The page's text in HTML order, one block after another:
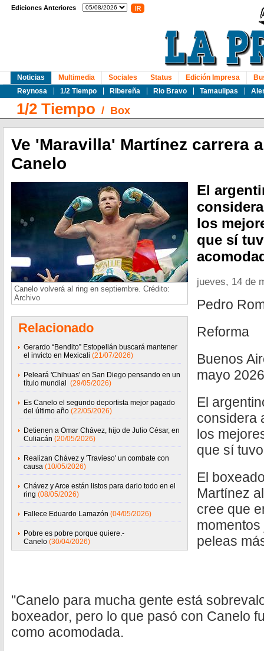
Ediciones Anteriores
Noticias
Reynosa
1/2 Tiempo Ribereña Rio Bravo Tamaulipas
Multimedia Sociales Status Edición Impresa
1/2 Tiempo / Box
Ve 'Maravilla' Martínez carrera
Canelo
Canelo volverá al ring en septiembre. Crédito:
Archivo
Relacionado
Gerardo “Bendito” Estopellán buscará mantener
el invicto en Mexicali (21/07/2026)
Peleará 'Chihuas' en San Diego pensando en un
título mundial
(29/05/2026)
Es Canelo el segundo deportista mejor pagado
del último año (22/05/2026)
Detienen a Omar Chávez, hijo de Julio César, en
Culiacán (20/05/2026)
Realizan Chávez y 'Travieso' un combate con
causa (10/05/2026)
Chávez y Arce están listos para darlo todo en el
ring (08/05/2026)
Fallece Eduardo Lamazón (04/05/2026)
Pobre es pobre porque quiere.-
Canelo (30/04/2026)
El
los
que sí
jueves, 14 de
Pedro
Reforma
Buenos
mayo
El
considera
los
que sí
El
Martínez
cree que
peleas
"Canelo para mucha gente está
boxeador, pero lo que pasó con Canelo
como acomodada.